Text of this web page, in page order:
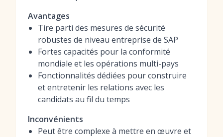
Avantages
Tire parti des mesures de sécurité
robustes de niveau entreprise de SAP
Fortes capacités pour la conformité
mondiale et les opérations multi-pays
Fonctionnalités dédiées pour construire
et entretenir les relations avec les
candidats au fil du temps
Inconvénients
Peut être complexe à mettre en œuvre et